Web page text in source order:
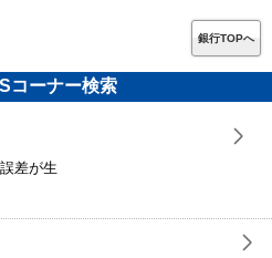
銀行TOPへ
コーナー検索
差が生